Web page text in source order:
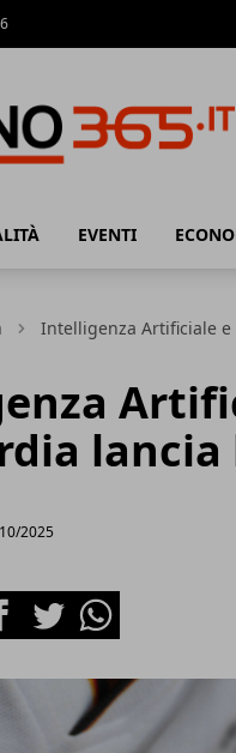
EVENTI
Intelligenza Artificiale e
lancia
2025
TwitterWhatsapp